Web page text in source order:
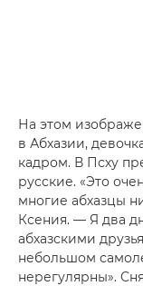
На этом
в Абхазии,
кадром. В Псху
русские. «Это
многие абхазцы
Ксения. — Я два
абхазскими
небольшом
нерегулярны».